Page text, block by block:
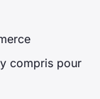
compris pour